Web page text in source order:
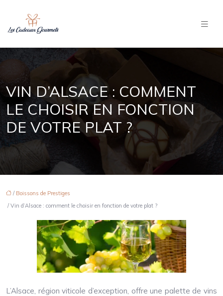
VIN D’ALSACE : COMMENT
LE CHOISIR EN FONCTION
DE VOTRE PLAT ?
/ Boissons de Prestiges
/ Vin d’Alsace : comment le choisir en fonction de votre plat ?
L’Alsace, région viticole d’exception, offre une palette de vins